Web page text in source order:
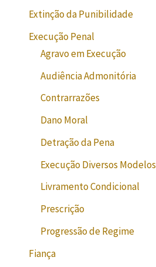
Extinção da Punibilidade
Execução Penal
Agravo em Execução
Audiência Admonitória
Contrarrazões
Dano Moral
Detração da Pena
Execução Diversos Modelos
Livramento Condicional
Prescrição
Progressão de Regime
Fiança